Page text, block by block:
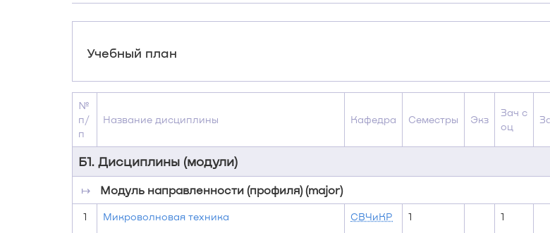
Учебный план
№
п/
п
Название дисциплины Кафедра Семестры Экз
Зач с
оц
Б1. Дисциплины (модули)
↦ Модуль направленности (профиля) (major)
1 Микроволновая техника СВЧиКР 1 1